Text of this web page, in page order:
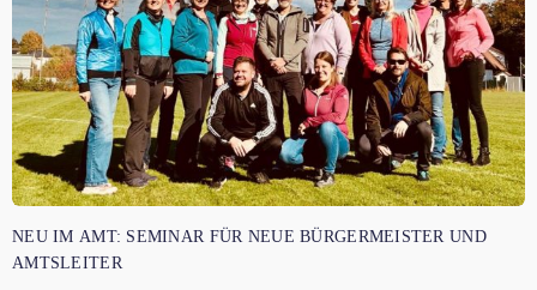
NEU IM AMT: SEMINAR FÜR NEUE BÜRGERMEISTER UND
AMTSLEITER